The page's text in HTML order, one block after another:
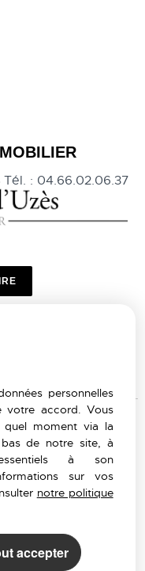
Tél. : 04.66.02.06.37
données
personnelles
votre accord. Vous
moment via la
de notre site, à
à son
sur vos
notre politique
accepter